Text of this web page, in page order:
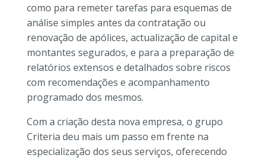
como para remeter tarefas para esquemas de
análise simples antes da contratação ou
renovação de apólices, actualização de capital e
montantes segurados, e para a preparação de
relatórios extensos e detalhados sobre riscos
com recomendações e acompanhamento
programado dos mesmos.
Com a criação desta nova empresa, o grupo
Criteria deu mais um passo em frente na
especialização dos seus serviços, oferecendo